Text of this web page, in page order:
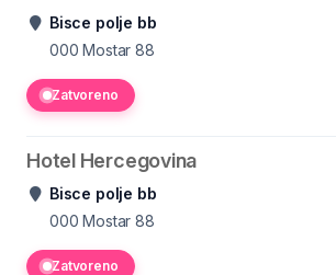
Bisce polje bb
000 Mostar 88
Zatvoreno
Hotel Hercegovina
Bisce polje bb
000 Mostar 88
Zatvoreno